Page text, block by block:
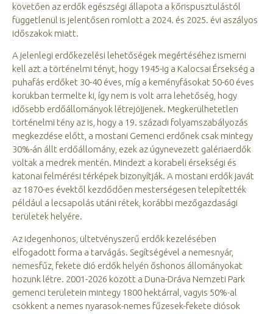
követően az erdők egészségi állapota a kőrispusztulástól
függetlenül is jelentősen romlott a 2024. és 2025. évi aszályos
időszakok miatt.
A jelenlegi erdőkezelési lehetőségek megértéséhez ismerni
kell azt a történelmi tényt, hogy 1945-ig a Kalocsai Érsekség a
puhafás erdőket 30-40 éves, míg a keményfásokat 50-60 éves
korukban termelte ki, így nem is volt arra lehetőség, hogy
idősebb erdőállományok létrejöjjenek. Megkerülhetetlen
történelmi tény az is, hogy a 19. századi folyamszabályozás
megkezdése előtt, a mostani Gemenci erdőnek csak mintegy
30%-án állt erdőállomány, ezek az úgynevezett galériaerdők
voltak a medrek mentén. Mindezt a korabeli érsekségi és
katonai felmérési térképek bizonyítják. A mostani erdők javát
az 1870-es évektől kezdődően mesterségesen telepítették
például a lecsapolás utáni rétek, korábbi mezőgazdasági
területek helyére.
Az idegenhonos, ültetvényszerű erdők kezelésében
elfogadott forma a tarvágás. Segítségével a nemesnyár,
nemesfűz, fekete dió erdők helyén őshonos állományokat
hozunk létre. 2001-2026 között a Duna-Dráva Nemzeti Park
gemenci területein mintegy 1800 hektárral, vagyis 50%-al
csökkent a nemes nyarasok-nemes fűzesek-fekete diósok